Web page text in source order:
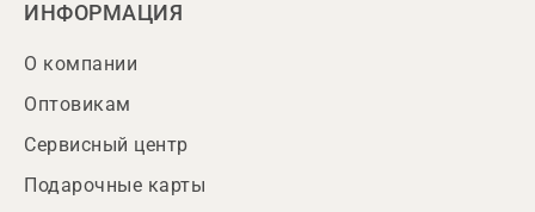
ИНФОРМАЦИЯ
О компании
Оптовикам
Сервисный центр
Подарочные карты